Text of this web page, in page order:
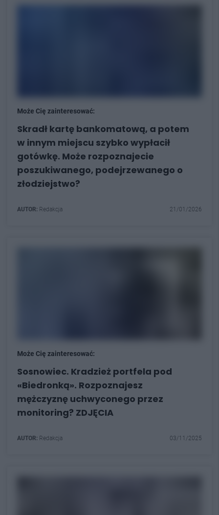
Może Cię zainteresować:
Skradł kartę bankomatową, a potem
w innym miejscu szybko wypłacił
gotówkę. Może rozpoznajecie
poszukiwanego, podejrzewanego o
złodziejstwo?
AUTOR: Redakcja 21/01/2026
Może Cię zainteresować:
Sosnowiec. Kradzież portfela pod
«Biedronką». Rozpoznajesz
mężczyznę uchwyconego przez
monitoring? ZDJĘCIA
AUTOR: Redakcja 03/11/2025